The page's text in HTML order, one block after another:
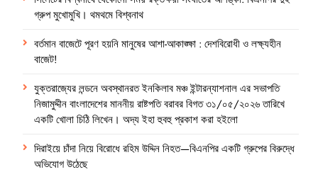
গ্রুপ মুখোমুখি। থমথমে বিশ্বনাথ
বর্তমান বাজেটে পূরণ হয়নি মানুষের আশা-আকাঙ্ক্ষা : দেশবিরোধী ও লক্ষ্যহীন
বাজেট!
যুক্তরাজ্যের লন্ডনে অবস্থানরত ইনকিলাব মঞ্চ ইন্টারন্যাশনাল এর সভাপতি
নিজামুদ্দীন বাংলাদেশের মাননীয় রাষ্টপতি বরাবর বিগত ৩১/০৫/২০২৬ তারিখে
একটি খোলা চিঠি লিখেন। অদ্য ইহা হুবহু প্রকাশ করা হইলো
দিরাইয়ে চাঁদা নিয়ে বিরোধে রহিম উদ্দিন নিহত—বিএনপির একটি গ্রুপের বিরুদ্ধে
অভিযোগ উঠেছে